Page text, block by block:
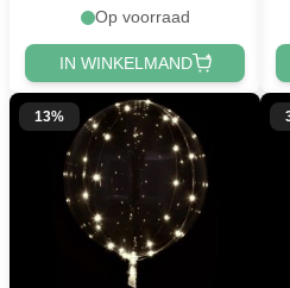
Op voorraad
IN WINKELMAND
13%